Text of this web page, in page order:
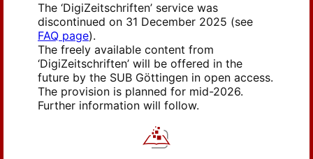
The ‘DigiZeitschriften’ service was
discontinued on 31 December 2025 (see
FAQ page).
The freely available content from
‘DigiZeitschriften’ will be offered in the
future by the SUB Göttingen in open access.
The provision is planned for mid-2026.
Further information will follow.